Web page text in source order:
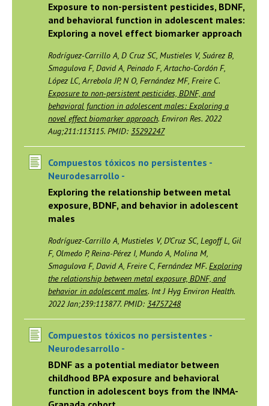
Exposure to non-persistent pesticides, BDNF,
and behavioral function in adolescent males:
Exploring a novel effect biomarker approach
Rodríguez-Carrillo A, D Cruz SC, Mustieles V, Suárez B,
Smagulova F, David A, Peinado F, Artacho-Cordón F,
López LC, Arrebola JP, N O, Fernández MF, Freire C.
Exposure to non-persistent pesticides, BDNF, and
behavioral function in adolescent males: Exploring a
novel effect biomarker approach. Environ Res. 2022
Aug;211:113115. PMID: 35292247
Compuestos tóxicos no persistentes -
Neurodesarrollo -
Exploring the relationship between metal
exposure, BDNF, and behavior in adolescent
males
Rodríguez-Carrillo A, Mustieles V, D’Cruz SC, Legoff L, Gil
F, Olmedo P, Reina-Pérez I, Mundo A, Molina M,
Smagulova F, David A, Freire C, Fernández MF. Exploring
the relationship between metal exposure, BDNF, and
behavior in adolescent males. Int J Hyg Environ Health.
2022 Jan;239:113877. PMID: 34757248
Compuestos tóxicos no persistentes -
Neurodesarrollo -
BDNF as a potential mediator between
childhood BPA exposure and behavioral
function in adolescent boys from the INMA-